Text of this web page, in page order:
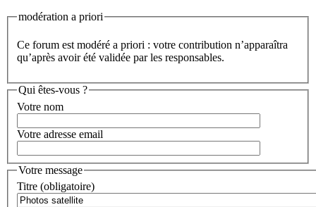
modération a priori
Ce forum est modéré a priori : votre contribution n’apparaîtra
qu’après avoir été validée par les responsables.
Qui êtes-vous ?
Votre nom
Votre adresse email
Votre message
Titre (obligatoire)